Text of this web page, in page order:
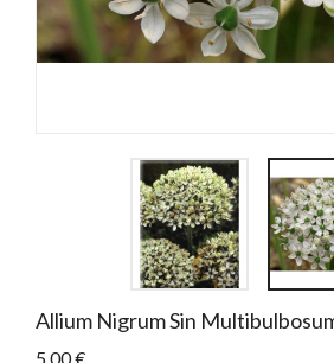
Allium Nigrum Sin
5,00 €